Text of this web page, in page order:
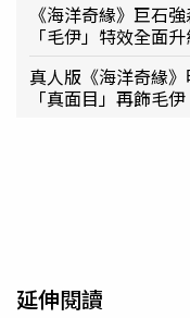
《海洋奇緣》巨石
「毛伊」特效全面
真人版《海洋奇緣
「真面目」再飾毛伊
延伸閱讀